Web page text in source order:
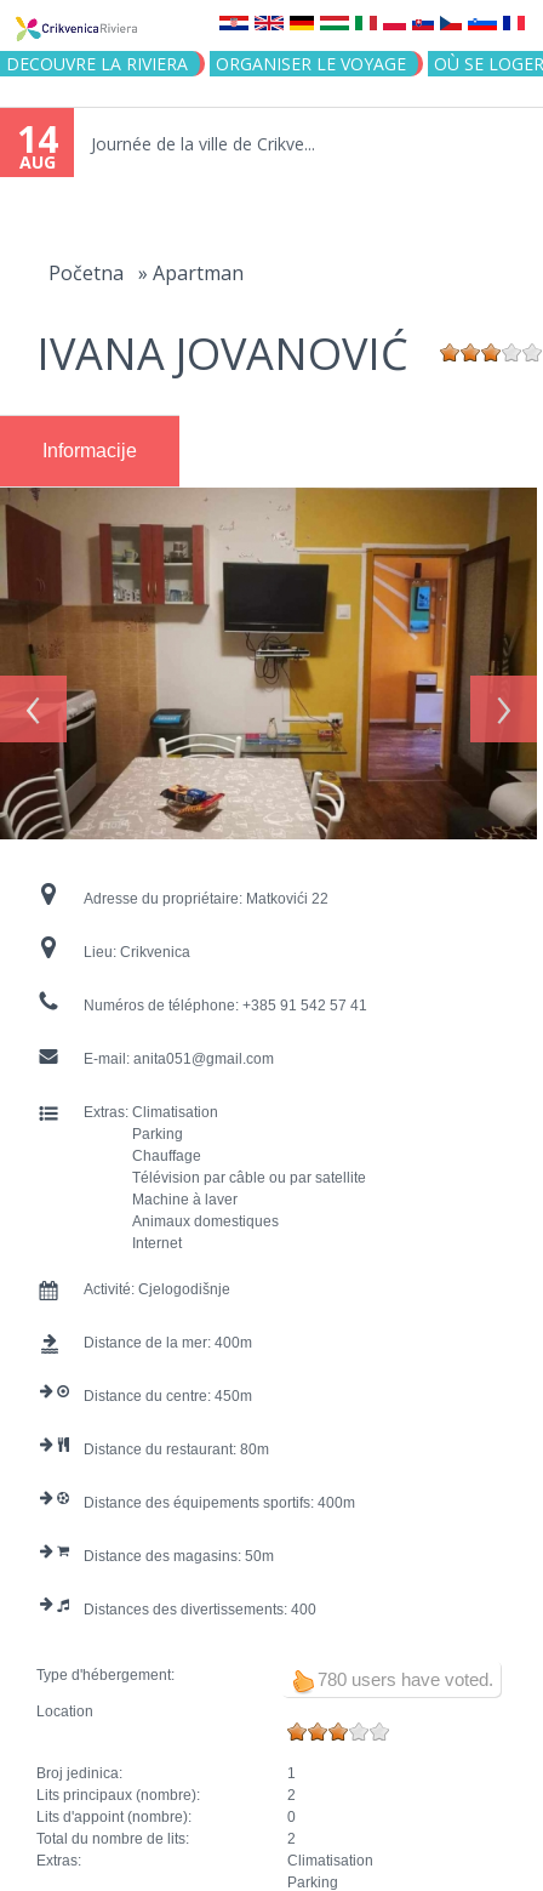
Jump to navigation
DECOUVRE LA RIVIERA ORGANISER LE VOYAGE OÙ SE LOGER
14
AUG
Journée de la ville de Crikve...
Početna » Apartman
IVANA JOVANOVIĆ
Informacije
‹ ›
Adresse du propriétaire: Matkovići 22
Lieu: Crikvenica
Numéros de téléphone: +385 91 542 57 41
E-mail: anita051@gmail.com
Extras: Climatisation
Parking
Chauffage
Télévision par câble ou par satellite
Machine à laver
Animaux domestiques
Internet
Activité: Cjelogodišnje
Distance de la mer: 400
Distance du centre: 450
Distance du restaurant: 80
Distance des équipements sportifs: 400
Distance des magasins: 50
Distances des divertissements: 400
780 users have voted.
Type d'hébergement:
Location
Broj jedinica:
1
Lits principaux (nombre):
2
Lits d'appoint (nombre):
0
Total du nombre de lits:
2
Extras:
Climatisation
Parking